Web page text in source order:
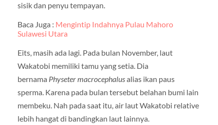
sisik dan penyu tempayan.
Baca Juga : Mengintip Indahnya Pulau Mahoro
Sulawesi Utara
Eits, masih ada lagi. Pada bulan November, laut
Wakatobi memiliki tamu yang setia. Dia
bernama Physeter macrocephalusalias ikan paus
sperma. Karena pada bulan tersebut belahan bumi lain
membeku. Nah pada saat itu, air laut Wakatobi relative
lebih hangat di bandingkan laut lainnya.